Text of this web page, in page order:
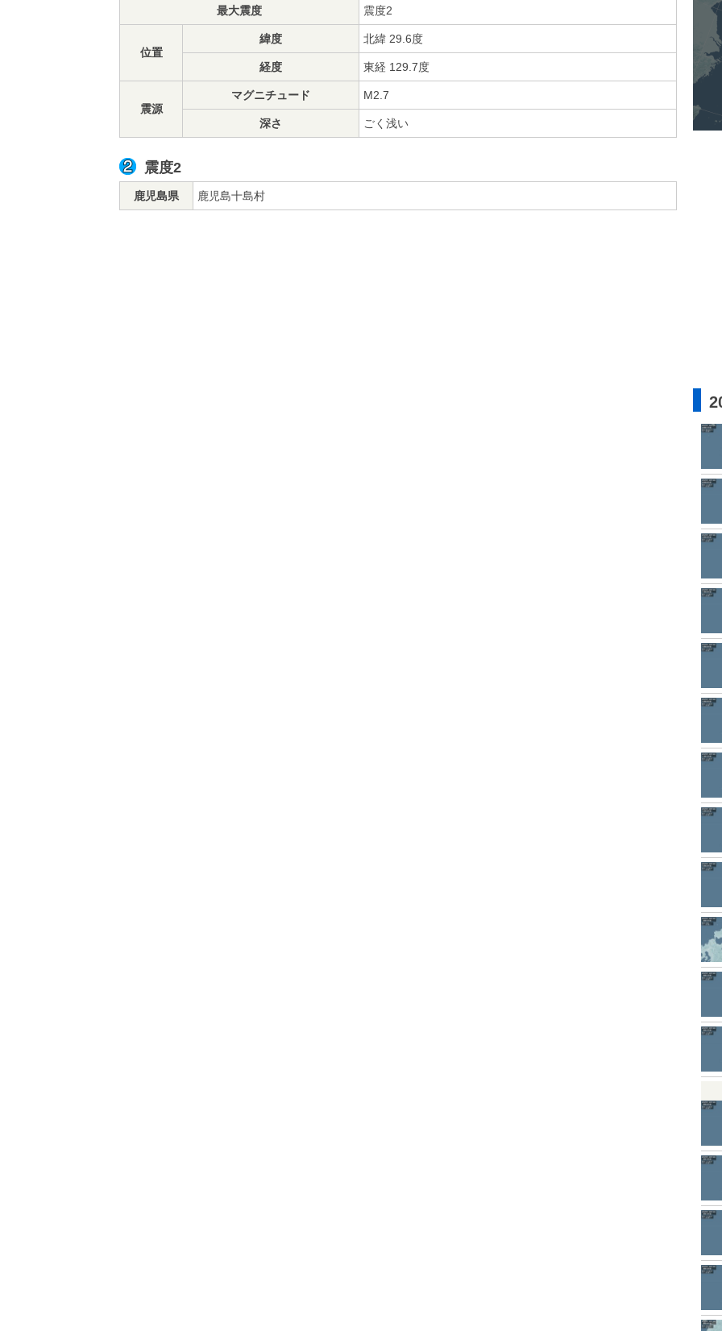
最大震度 震度2
位置
緯度 北緯 29.6度
経度 東経 129.7度
震源
マグニチュード M2.7
深さ ごく浅い
震度2
鹿児島県 鹿児島十島村